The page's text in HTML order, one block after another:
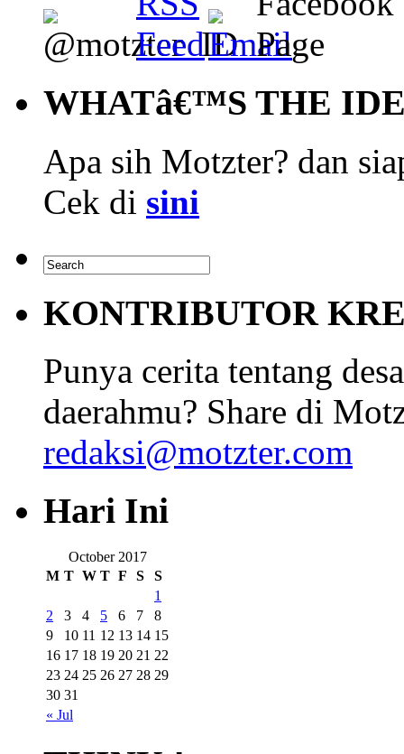
WHATâ€™S THE
Apa sih Motzter? dan
Cek di sini
KONTRIBUTOR
Punya cerita tentang
daerahmu? Share di
redaksi@motzter.com
Hari Ini
October 2017
M T W T F S S
« Jul
1
2
3 4 5 6 7
8
9
10 11 12 13 14 15
16 17 18 19 20 21 22
23 24 25 26 27 28 29
30 31